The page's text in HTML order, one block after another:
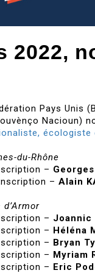
2022,
Pays Unis
Nacioun)
écologiste
du-Rhône
–
– Alain
– Joannic
– Héléna
– Bryan
– Myriam
– Eric